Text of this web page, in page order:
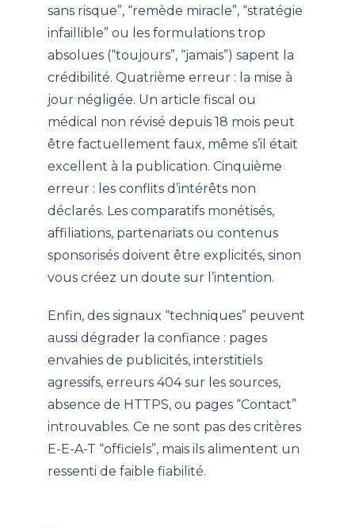
sans risque”, “remède miracle”, “stratégie
infaillible” ou les formulations trop
absolues (“toujours”, “jamais”) sapent la
crédibilité. Quatrième erreur : la mise à
jour négligée. Un article fiscal ou
médical non révisé depuis 18 mois peut
être factuellement faux, même s’il était
excellent à la publication. Cinquième
erreur : les conflits d’intérêts non
déclarés. Les comparatifs monétisés,
affiliations, partenariats ou contenus
sponsorisés doivent être explicités, sinon
vous créez un doute sur l’intention.
Enfin, des signaux “techniques” peuvent
aussi dégrader la confiance : pages
envahies de publicités, interstitiels
agressifs, erreurs 404 sur les sources,
absence de HTTPS, ou pages “Contact”
introuvables. Ce ne sont pas des critères
E-E-A-T “officiels”, mais ils alimentent un
ressenti de faible fiabilité.